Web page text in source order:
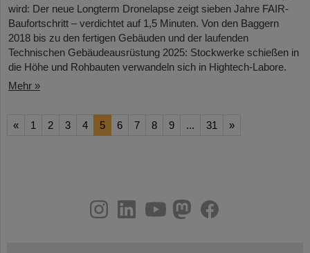
wird: Der neue Longterm Dronelapse zeigt sieben Jahre FAIR-
Baufortschritt – verdichtet auf 1,5 Minuten. Von den Baggern
2018 bis zu den fertigen Gebäuden und der laufenden
Technischen Gebäudeausrüstung 2025: Stockwerke schießen in
die Höhe und Rohbauten verwandeln sich in Hightech-Labore.​
Mehr »
« 1 2 3 4 5 6 7 8 9 ... 31 »
youtube
helmholtz.social
facebook